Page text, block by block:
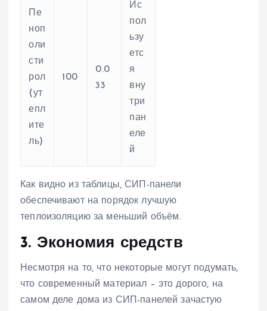
Пе
ноп
оли
сти
рол
(ут
епл
ите
ль)
100
0.0
33
Ис
пол
ьзу
етс
я
вну
три
пан
еле
й
Как видно из таблицы, СИП-панели
обеспечивают на порядок лучшую
теплоизоляцию за меньший объём.
3. Экономия средств
Несмотря на то, что некоторые могут подумать,
что современный материал – это дорого, на
самом деле дома из СИП-панелей зачастую